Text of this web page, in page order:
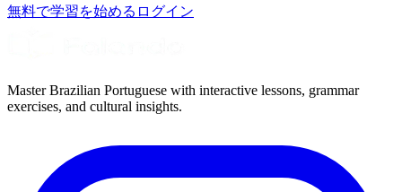
無料で学習を始める ログイン
Master Brazilian Portuguese with interactive lessons, grammar
exercises, and cultural insights.